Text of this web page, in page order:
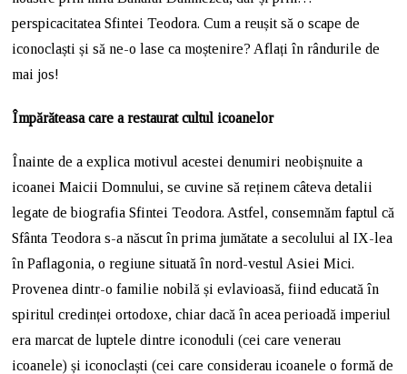
perspicacitatea Sfintei Teodora. Cum a reușit să o scape de
iconoclaști și să ne-o lase ca moștenire? Aflați în rândurile de
mai jos!
Împărăteasa care a restaurat cultul icoanelor
Înainte de a explica motivul acestei denumiri neobișnuite a
icoanei Maicii Domnului, se cuvine să reținem câteva detalii
legate de biografia Sfintei Teodora. Astfel, consemnăm faptul că
Sfânta Teodora s-a născut în prima jumătate a secolului al IX-lea
în Paflagonia, o regiune situată în nord-vestul Asiei Mici.
Provenea dintr-o familie nobilă și evlavioasă, fiind educată în
spiritul credinței ortodoxe, chiar dacă în acea perioadă imperiul
era marcat de luptele dintre iconoduli (cei care venerau
icoanele) și iconoclaști (cei care considerau icoanele o formă de